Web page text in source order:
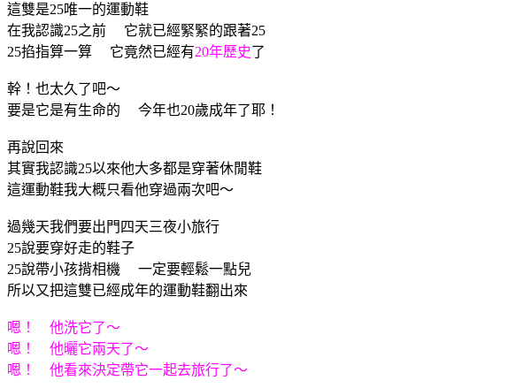
這雙是25唯一的運動鞋
在我認識25之前 它就已經緊緊的跟著25
25掐指算一算 它竟然已經有20年歷史了
幹！也太久了吧～
要是它是有生命的 今年也20歲成年了耶！
再說回來
其實我認識25以來他大多都是穿著休閒鞋
這運動鞋我大概只看他穿過兩次吧～
過幾天我們要出門四天三夜小旅行
25說要穿好走的鞋子
25說帶小孩揹相機 一定要輕鬆一點兒
所以又把這雙已經成年的運動鞋翻出來
嗯！ 他洗它了～
嗯！ 他曬它兩天了～
嗯！ 他看來決定帶它一起去旅行了～